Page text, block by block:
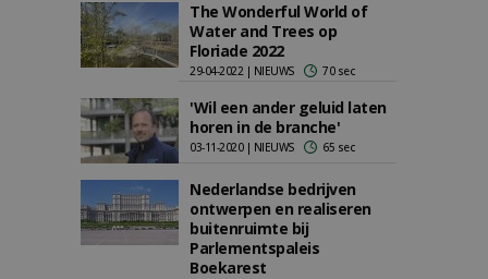
The Wonderful World of
Water and Trees op
Floriade 2022
29-04-2022 | NIEUWS 70 sec
'Wil een ander geluid laten
horen in de branche'
03-11-2020 | NIEUWS 65 sec
Nederlandse bedrijven
ontwerpen en realiseren
buitenruimte bij
Parlementspaleis
Boekarest